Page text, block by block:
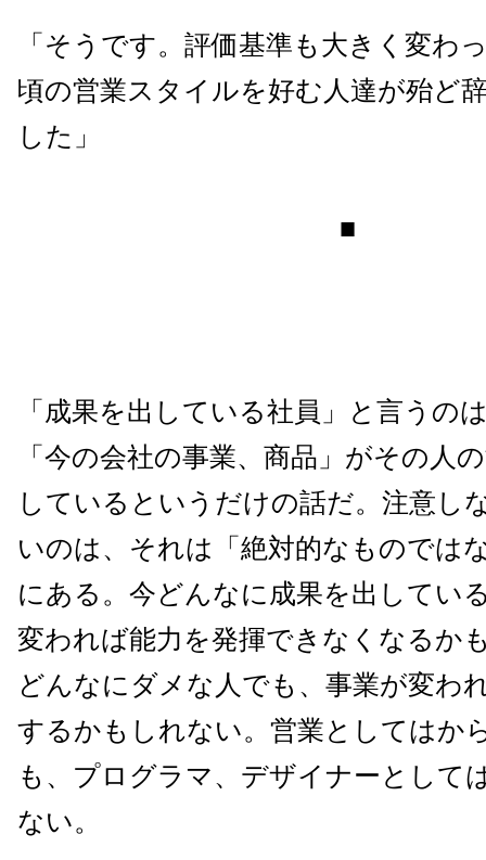
「そうです。評価基準も大きく変わ
頃の営業スタイルを好む人達が殆ど
した」
■
「成果を出している社員」と言うの
「今の会社の事業、商品」がその人
しているというだけの話だ。注意し
いのは、それは「絶対的なものでは
にある。今どんなに成果を出してい
変われば能力を発揮できなくなるか
どんなにダメな人でも、事業が変わ
するかもしれない。営業としてはか
も、プログラマ、デザイナーとして
ない。